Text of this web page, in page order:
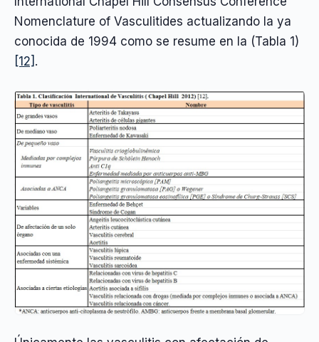
Nomenclature of Vasculitides actualizando la ya
conocida de 1994 como se resume en la (Tabla 1)
[12] .